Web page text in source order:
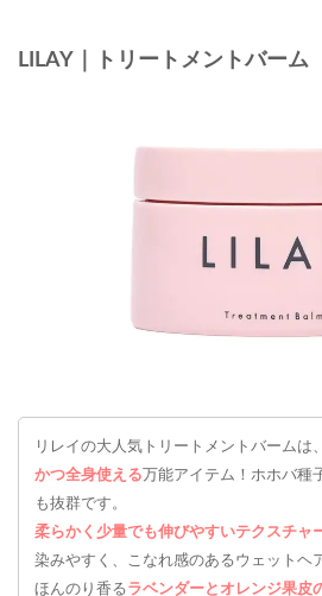
LILAY｜トリートメントバーム
リレイの大人気トリートメントバームは、
かつ全身使える 万能アイテム！ホホバ種
も抜群です。
柔らかく少量でも伸びやすいテクスチャ
染みやすく、こなれ感のあるウェットヘ
ほんのり香るラベンダーとオレンジ果皮